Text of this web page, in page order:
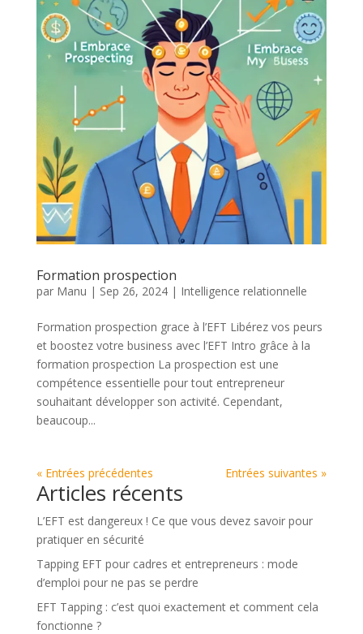
Formation prospection
par Manu | Sep 26, 2024| Intelligence relationnelle
Formation prospection grace à l’EFT Libérez vos peurs
et boostez votre business avec l’EFT Intro grâce à la
formation prospection La prospection est une
compétence essentielle pour tout entrepreneur
souhaitant développer son activité. Cependant,
beaucoup...
« Entrées précédentes Entrées suivantes »
Articles récents
L’EFT est dangereux ! Ce que vous devez savoir pour
pratiquer en sécurité
Tapping EFT pour cadres et entrepreneurs : mode
d’emploi pour ne pas se perdre
EFT Tapping : c’est quoi exactement et comment cela
fonctionne ?